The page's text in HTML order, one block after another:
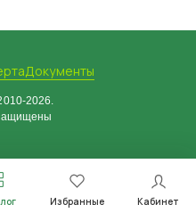
Избранные Кабинет
Документы
2026.